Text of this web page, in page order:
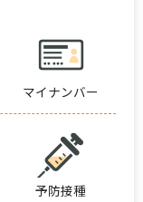
マイナンバー
予防接種